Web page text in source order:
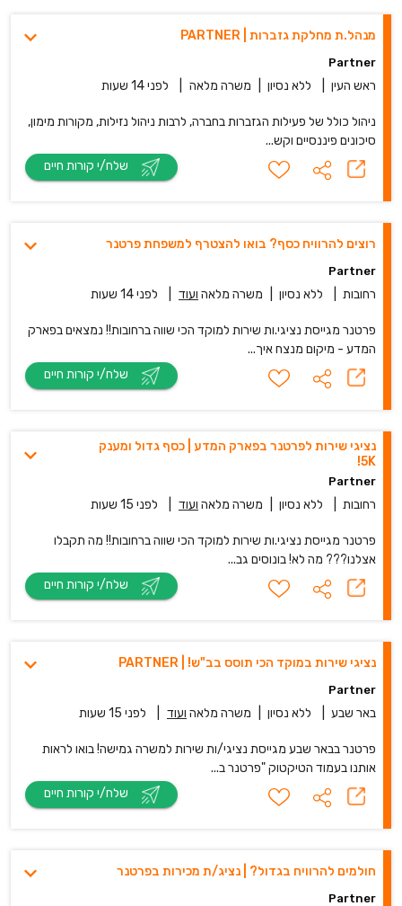
מנהל.ת מחלקת גזברות | PARTNER
Partner
ראש העין ללא נסיון משרה מלאה לפני 14 שעות
ניהול כולל של פעילות הגזברות בחברה, לרבות ניהול נזילות, מקורות מימון,
סיכונים פיננסיים וקש...
רוצים להרוויח כסף? בואו להצטרף למשפחת פרטנר
Partner
רחובות ללא נסיון משרה מלאה ועוד לפני 14 שעות
פרטנר מגייסת נציגי.ות שירות למוקד הכי שווה ברחובות!! נמצאים בפארק
המדע - מיקום מנצח איך...
נציגי שירות לפרטנר בפארק המדע | כסף גדול ומענק
5K!
Partner
רחובות ללא נסיון משרה מלאה ועוד לפני 15 שעות
פרטנר מגייסת נציגי.ות שירות למוקד הכי שווה ברחובות!! מה תקבלו
אצלנו??? מה לא! בונוסים גב...
נציגי שירות במוקד הכי תוסס בב"ש! | PARTNER
Partner
באר שבע ללא נסיון משרה מלאה ועוד לפני 15 שעות
פרטנר בבאר שבע מגייסת נציגי/ות שירות למשרה גמישה! בואו לראות
אותנו בעמוד הטיקטוק "פרטנר ב...
חולמים להרוויח בגדול? | נציג/ת מכירות בפרטנר
Partner